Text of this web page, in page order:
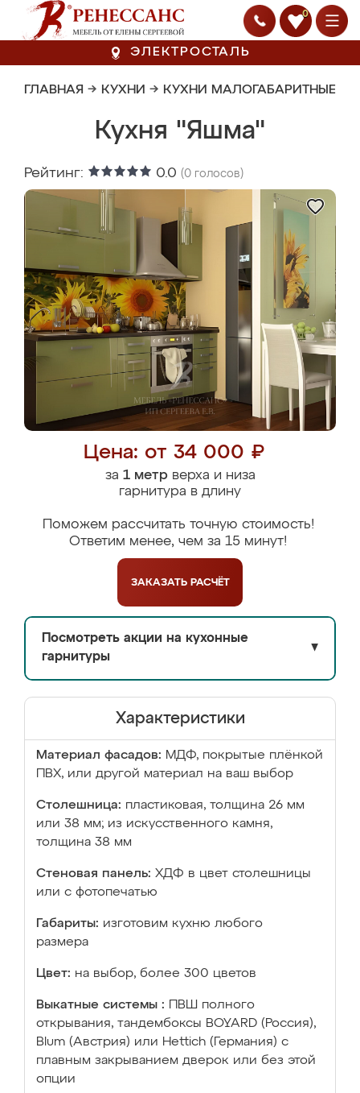
0
ЭЛЕКТРОСТАЛЬ
ГЛАВНАЯ → КУХНИ → КУХНИ МАЛОГАБАРИТНЫЕ
Кухня "Яшма"
Рейтинг: 0.0 (0 голосов)
Цена: от 34 000 ₽
за 1 метрверха и низа
гарнитура в длину
Поможем рассчитать точную стоимость!
Ответим менее, чем за 15 минут!
ЗАКАЗАТЬ РАСЧЁТ
Посмотреть акции на кухонные
гарнитуры
▼
Характеристики
Материал фасадов: МДФ, покрытые плёнкой
ПВХ, или другой материал на ваш выбор
Столешница: пластиковая, толщина 26 мм
или 38 мм; из искусственного камня,
толщина 38 мм
Стеновая панель: ХДФ в цвет столешницы
или с фотопечатью
Габариты: изготовим кухню любого
размера
Цвет: на выбор, более 300 цветов
Выкатные системы :
ПВШ полного
открывания, тандембоксы BOYARD (Россия),
Blum (Австрия) или Hettich (Германия) с
плавным закрыванием дверок или без этой
опции